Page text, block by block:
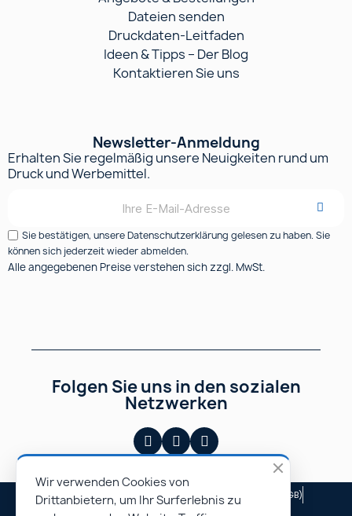
Hilfe & Ressourcen
Öffentliche Aufträge
Angebote & Bestellungen
Dateien senden
Druckdaten-Leitfaden
Erhalten Sie regelmäßig unsere Neuigkeiten rund um
Folgen Sie uns in den sozialen
Netzwerken
Wir verwenden Cookies von
Drittanbietern, um Ihr Surferlebnis zu